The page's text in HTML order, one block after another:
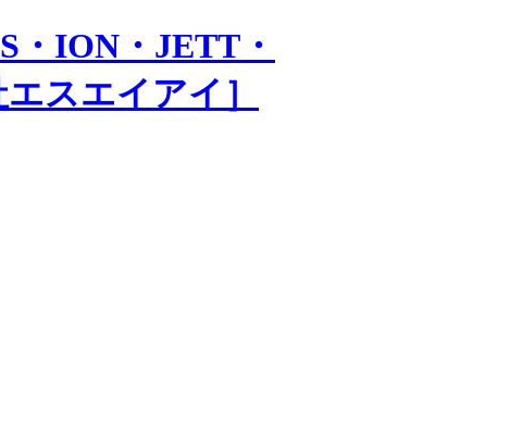
・ION・JETT・
スエイアイ］